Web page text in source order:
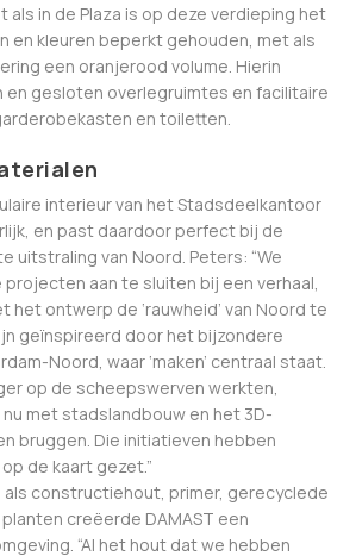
als in de Plaza is op deze verdieping het
en kleuren beperkt gehouden, met als
een oranjerood volume. Hierin
en gesloten overlegruimtes en facilitaire
en toiletten.
interieur van het Stadsdeelkantoor
en past daardoor perfect bij de
uitstraling van Noord. Peters: “We
aan te sluiten bij een verhaal,
het ontwerp de ‘rauwheid’ van Noord te
geïnspireerd door het bijzondere
Noord, waar ‘maken’ centraal staat.
op de scheepswerven werkten,
met stadslandbouw en het 3D-
bruggen. Die initiatieven hebben
de kaart gezet.”
constructiehout, primer, gerecyclede
creëerde DAMAST een
“Al het hout dat we hebben